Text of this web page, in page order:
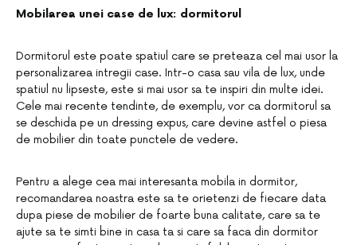
Mobilarea unei case de lux: dormitorul
Dormitorul este poate spatiul care se preteaza cel mai usor la
personalizarea intregii case. Intr-o casa sau vila de lux, unde
spatiul nu lipseste, este si mai usor sa te inspiri din multe idei.
Cele mai recente tendinte, de exemplu, vor ca dormitorul sa
se deschida pe un dressing expus, care devine astfel o piesa
de mobilier din toate punctele de vedere.
Pentru a alege cea mai interesanta mobila in dormitor,
recomandarea noastra este sa te orietenzi de fiecare data
dupa piese de mobilier de foarte buna calitate, care sa te
ajute sa te simti bine in casa ta si care sa faca din dormitor